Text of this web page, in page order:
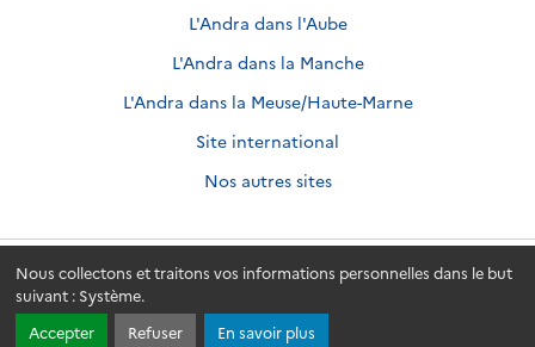
Nous collectons et traitons vos informations personnelles dans le but
suivant : Système.
Accepter
Refuser En savoir plus
L'Andra dans l'Aube
L'Andra dans la Manche
L'Andra dans la Meuse/Haute-Marne
Site international
Nos autres sites
Andra.fr © 2026 - Andra. Tous droits réservés.